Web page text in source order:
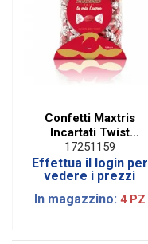
Confetti Maxtris
Incartati Twist
Mandorla E
Cioccolato
Rosso|1Kg
17251159
Effettua il login per
vedere i prezzi
In magazzino: 4 PZ